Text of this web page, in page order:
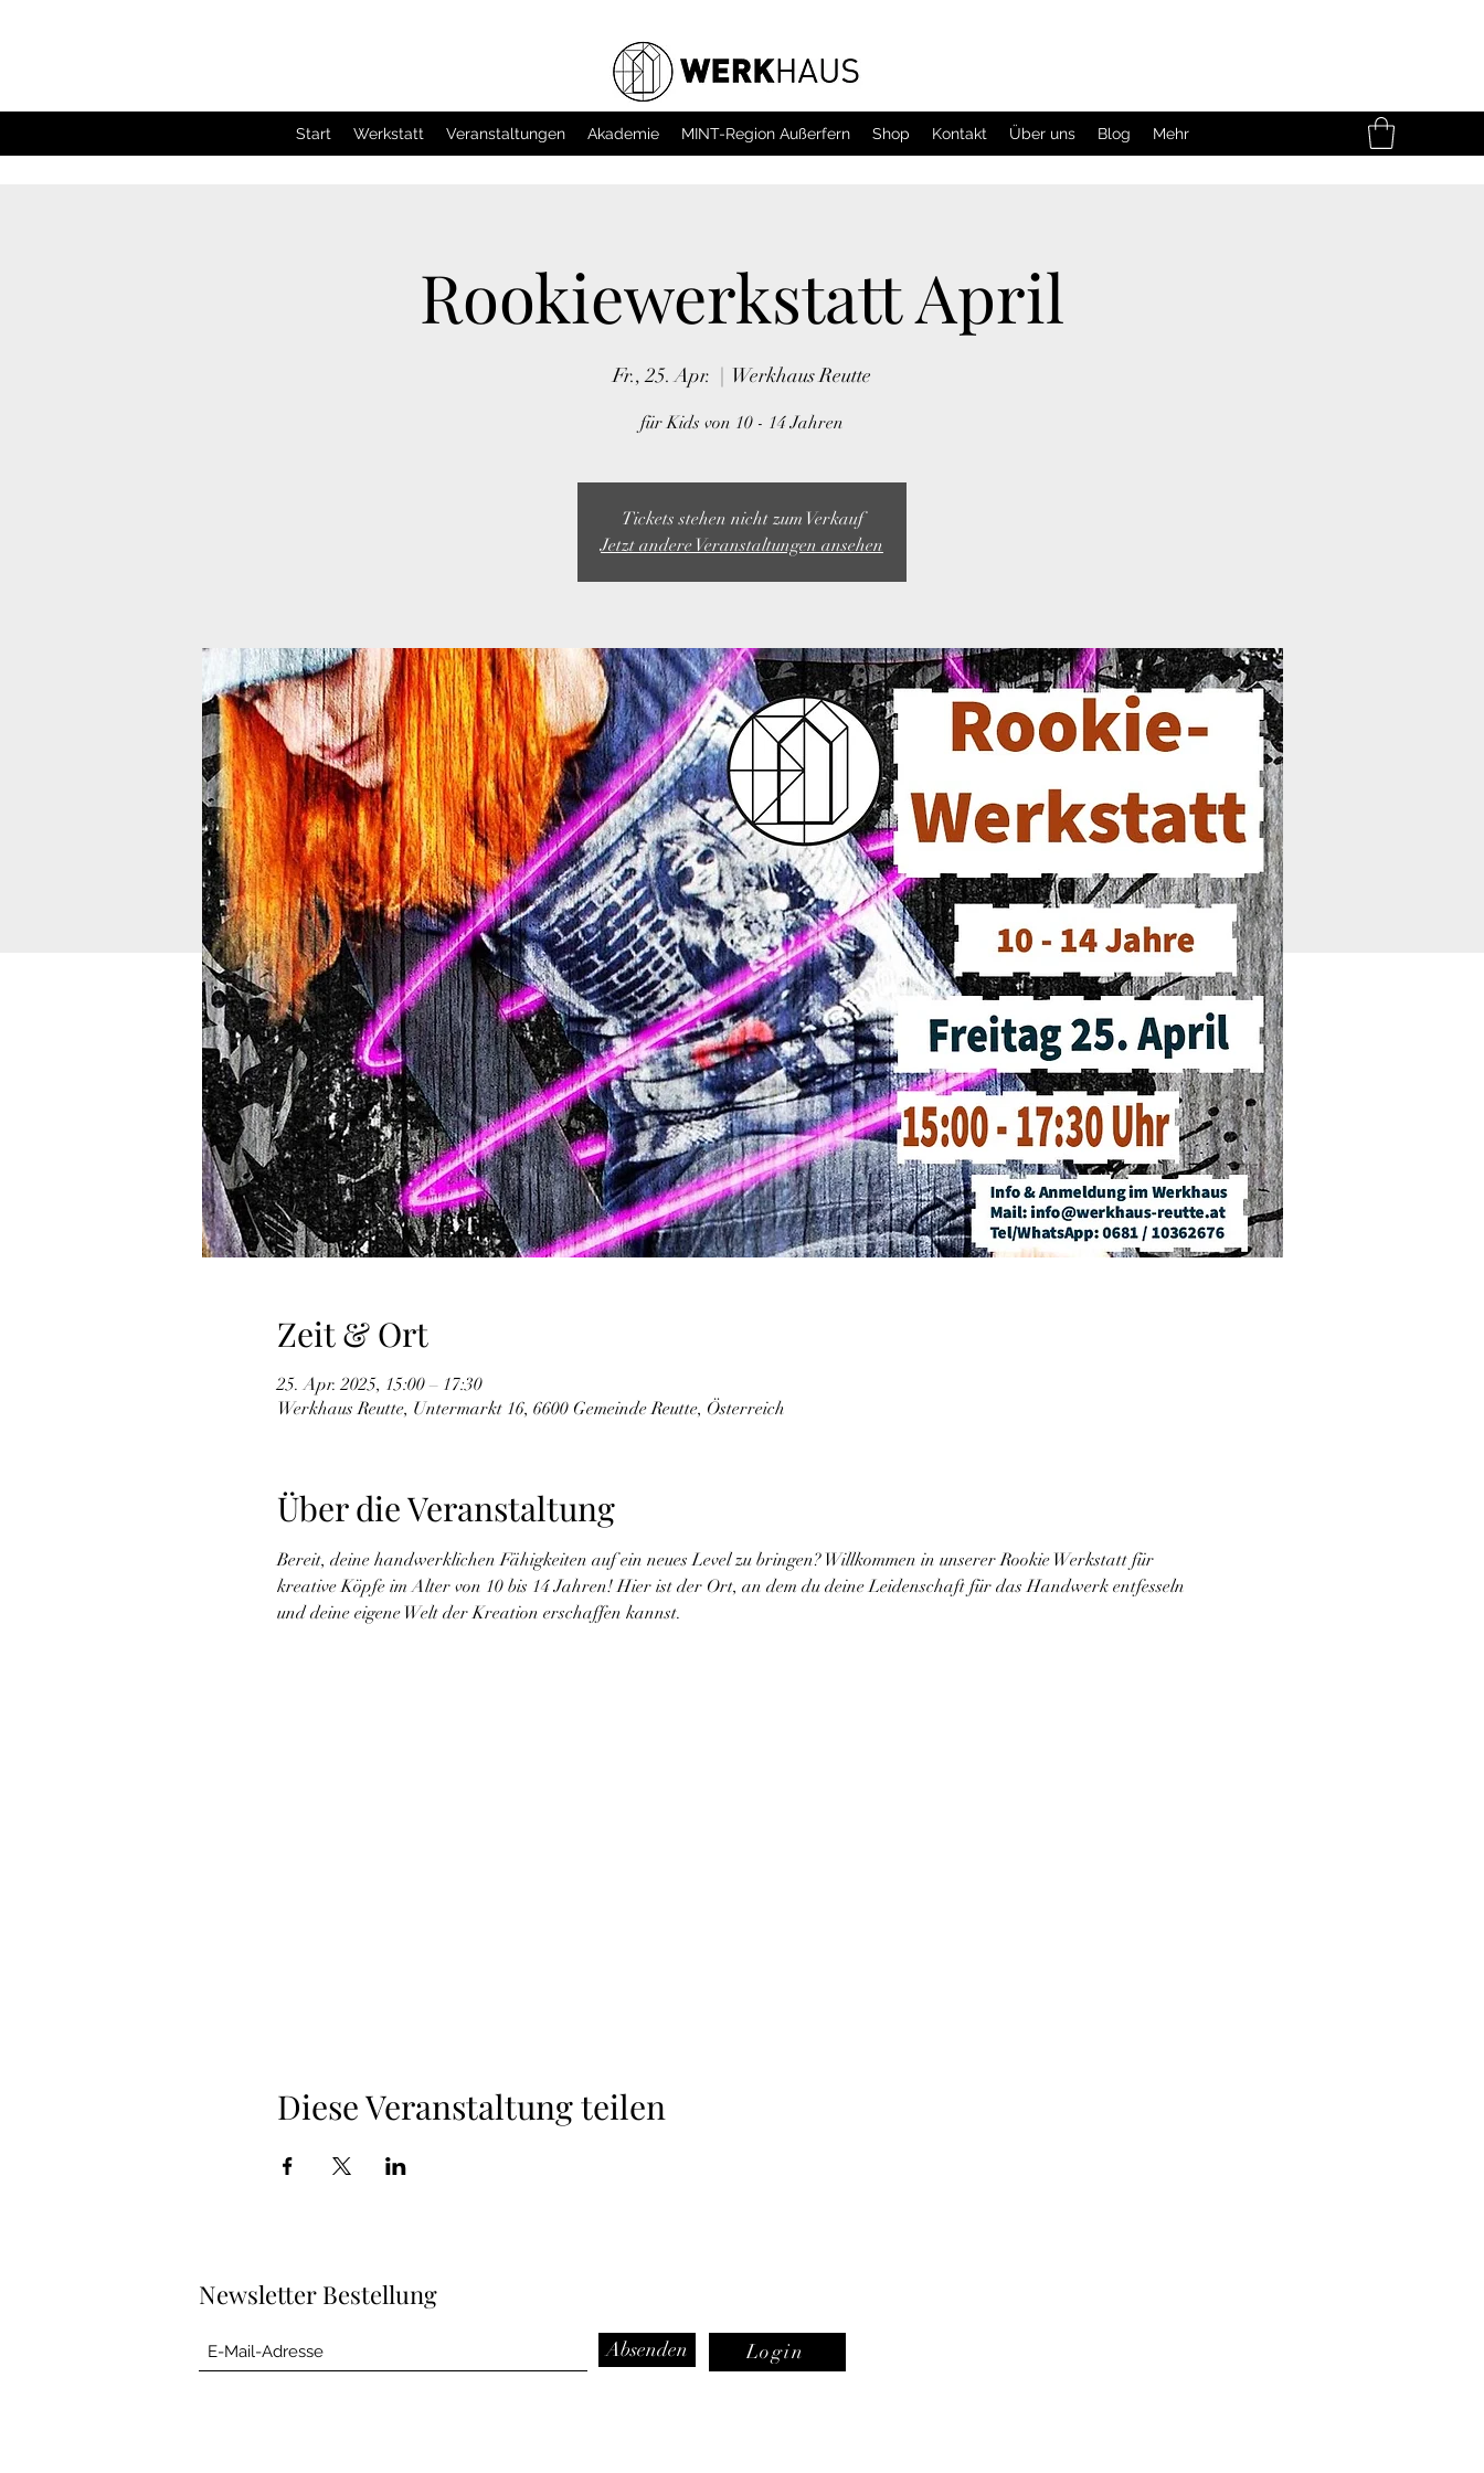
Start Werkstatt Veranstaltungen Akademie MINT-Region Außerfern Shop Kontakt Über uns Blog Mehr
Rookiewerkstatt April
Fr., 25. Apr.
  |
Werkhaus Reutte
für Kids von 10 - 14 Jahren
Tickets stehen nicht zum Verkauf
Jetzt andere Veranstaltungen ansehen
Zeit & Ort
25. Apr. 2025, 15:00 – 17:30
Werkhaus Reutte, Untermarkt 16, 6600 Gemeinde Reutte, Österreich
Über die Veranstaltung
Bereit, deine handwerklichen Fähigkeiten auf ein neues Level zu bringen? Willkommen in unserer Rookie Werkstatt für
kreative Köpfe im Alter von 10 bis 14 Jahren! Hier ist der Ort, an dem du deine Leidenschaft für das Handwerk entfesseln
und deine eigene Welt der Kreation erschaffen kannst.
Diese Veranstaltung teilen
Newsletter Bestellung
Absenden Login